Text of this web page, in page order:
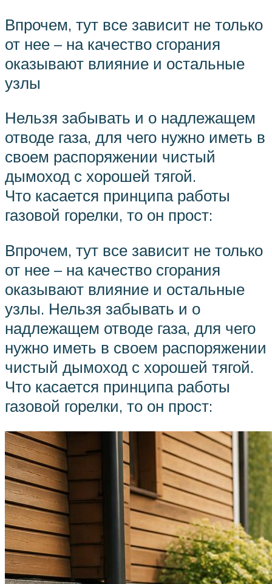
Впрочем, тут все зависит не только
от нее – на качество сгорания
оказывают влияние и остальные
узлы
Нельзя забывать и о надлежащем
отводе газа, для чего нужно иметь в
своем распоряжении чистый
дымоход с хорошей тягой.
Что касается принципа работы
газовой горелки, то он прост:
Впрочем, тут все зависит не только
от нее – на качество сгорания
оказывают влияние и остальные
узлы. Нельзя забывать и о
надлежащем отводе газа, для чего
нужно иметь в своем распоряжении
чистый дымоход с хорошей тягой.
Что касается принципа работы
газовой горелки, то он прост: